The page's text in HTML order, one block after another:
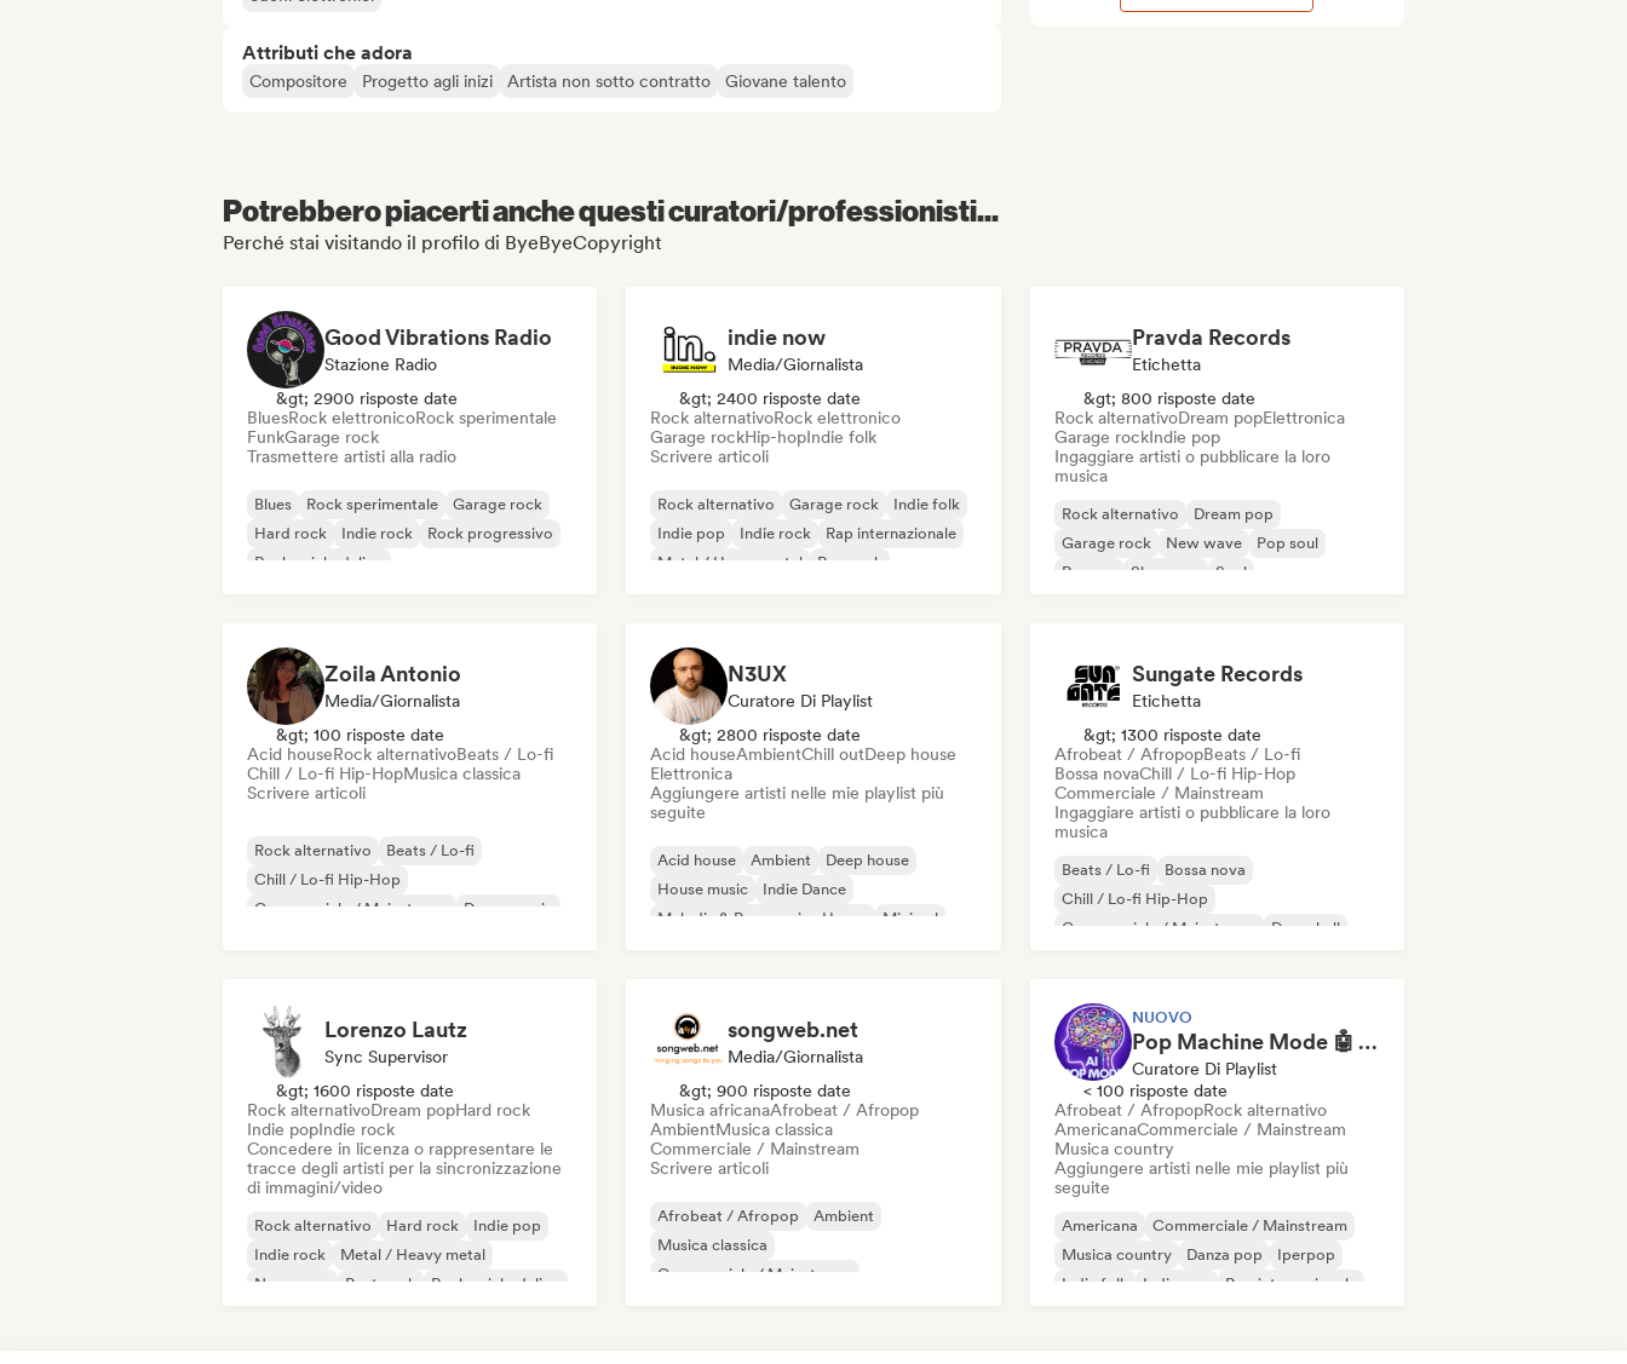
Attributi che adora
Compositore Progetto agli inizi Artista non sotto contratto Giovane talento
Potrebbero piacerti anche questi curatori/professionisti...
Perché stai visitando il profilo di ByeByeCopyright
Good Vibrations Radio
Stazione Radio
&gt; 2900 risposte date
BluesRock elettronicoRock sperimentale
FunkGarage rock
Trasmettere artisti alla radio
Blues Rock sperimentale
Garage rock
Hard rock
Indie rock
Rock progressivo
Rock psichedelico
indie now
Media/Giornalista
&gt; 2400 risposte date
Rock alternativoRock elettronico
Garage rockHip-hopIndie folk
Scrivere articoli
Rock alternativo Garage rock
Indie folk
Indie pop
Indie rock
Rap internazionale
Metal / Heavy metal
Pop rock
Pravda Records
Etichetta
&gt; 800 risposte date
Rock alternativoDream popElettronica
Garage rockIndie pop
Ingaggiare artisti o pubblicare la loro
musica
Rock alternativo
Dream pop
Garage rock
New wave
Pop soul
Reggae
Shoegaze Soul
Zoila Antonio
Media/Giornalista
&gt; 100 risposte date
Acid houseRock alternativoBeats / Lo-fi
Chill / Lo-fi Hip-HopMusica classica
Scrivere articoli
Rock alternativo
Beats / Lo-fi
Chill / Lo-fi Hip-Hop
Commerciale / Mainstream
Dance music
N3UX
Curatore Di Playlist
&gt; 2800 risposte date
Acid houseAmbientChill outDeep house
Elettronica
Aggiungere artisti nelle mie playlist più
seguite
Acid house Ambient
Deep house
House music
Indie Dance
Melodic & Progressive House
Minimal
Sungate Records
Etichetta
&gt; 1300 risposte date
Afrobeat / AfropopBeats / Lo-fi
Bossa novaChill / Lo-fi Hip-Hop
Commerciale / Mainstream
Ingaggiare artisti o pubblicare la loro
musica
Beats / Lo-fi
Bossa nova
Chill / Lo-fi Hip-Hop
Commerciale / Mainstream
Dancehall
Lorenzo Lautz
Sync Supervisor
&gt; 1600 risposte date
Rock alternativoDream popHard rock
Indie popIndie rock
Concedere in licenza o rappresentare le
tracce degli artisti per la sincronizzazione
di immagini/video
Rock alternativo Hard rock
Indie pop
Indie rock
Metal / Heavy metal
New wave
Post punk Rock psichedelico
songweb.net
Media/Giornalista
&gt; 900 risposte date
Musica africanaAfrobeat / Afropop
AmbientMusica classica
Commerciale / Mainstream
Scrivere articoli
Afrobeat / Afropop
Ambient
Musica classica
Commerciale / Mainstream
NUOVO
Pop Machine Mode 🤖 AI Music, Indie Pop & Dream Pop
Curatore Di Playlist
< 100 risposte date
Afrobeat / AfropopRock alternativo
AmericanaCommerciale / Mainstream
Musica country
Aggiungere artisti nelle mie playlist più
seguite
Americana
Commerciale / Mainstream
Musica country
Danza pop
Iperpop
Indie folk
Indie pop Pop internazionale